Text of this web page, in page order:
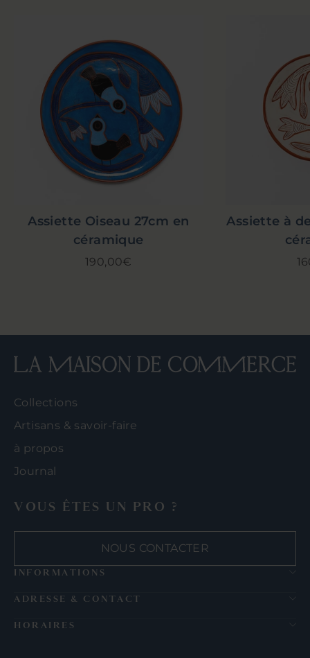
Assiette Oiseau 27cm en
céramique
190,00€
Assiette à
Collections
Artisans & savoir-faire
à propos
Journal
VOUS ÊTES UN PRO ?
NOUS CONTACTER
INFORMATIONS
ADRESSE & CONTACT
HORAIRES